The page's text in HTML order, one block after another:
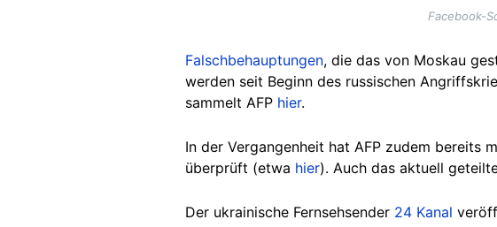
Facebook-
Falschbehauptungen, die das von Moskau
werden seit Beginn des russischen
sammelt AFP hier.
In der Vergangenheit hat AFP zudem bereits
überprüft (etwa hier). Auch das aktuell
Der ukrainische Fernsehsender 24 Kanal